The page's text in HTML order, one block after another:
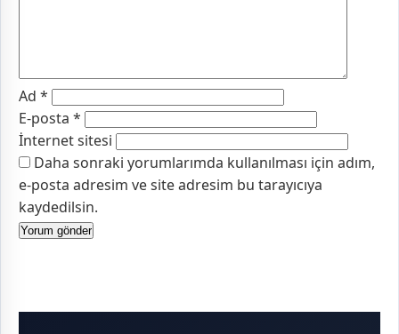
Ad *
E-posta *
İnternet sitesi
Daha sonraki yorumlarımda kullanılması için adım,
e-posta adresim ve site adresim bu tarayıcıya
kaydedilsin.